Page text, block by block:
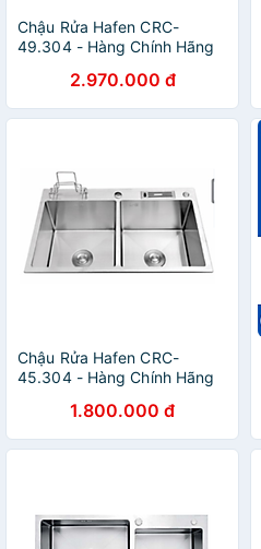
Chậu Rửa Hafen CRC-
49.304 - Hàng Chính Hãng
2.970.000 đ
Chậu Rửa Hafen CRC-
45.304 - Hàng Chính Hãng
1.800.000 đ